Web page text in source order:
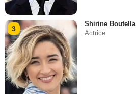
3
Shirine Boutella
Actrice